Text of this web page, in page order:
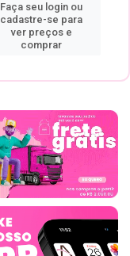
Faça seu login ou
cadastre-se para
ver preços e
comprar